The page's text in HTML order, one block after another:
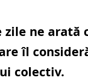
zile ne arată
îl
colectiv.